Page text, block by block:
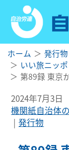
ホーム 発行物
いい旅ニッ
第89録 東京
2024年7月3日
機関紙自治体
発行物